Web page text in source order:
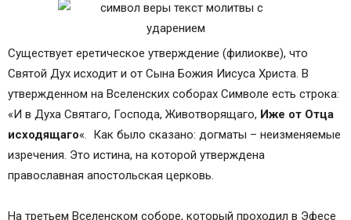
Существует еретическое утверждение (филиокве), что
Святой Дух исходит и от Сына Божия Иисуса Христа. В
утвержденном на Вселенских соборах Символе есть строка:
«И в Духа Святаго, Господа, Животворящаго, Иже от Отца
исходящаго«. Как было сказано: догматы – неизменяемые
изречения. Это истина, на которой утверждена
православная апостольская церковь.
На третьем Вселенском соборе, который проходил в Эфесе